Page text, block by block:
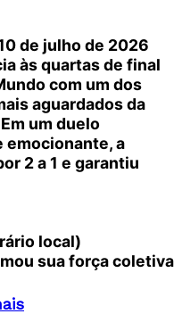
de julho de 2026
às quartas de final
com um dos
aguardados da
um duelo
emocionante, a
2 a 1 e garantiu
local)
sua força coletiva